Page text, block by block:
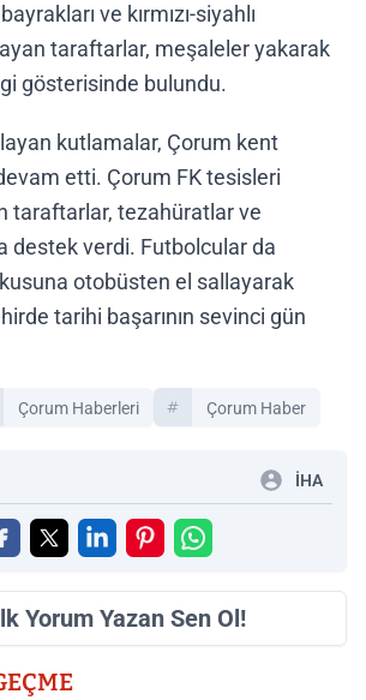
ve kırmızı-siyahlı
taraftarlar, meşaleler yakarak
gösterisinde bulundu.
kutlamalar, Çorum kent
etti. Çorum FK tesisleri
taraftarlar, tezahüratlar ve
destek verdi. Futbolcular da
otobüsten el sallayarak
tarihi başarının sevinci gün
Çorum Haberleri Çorum Haber
İHA
Yorum Yazan Sen Ol!